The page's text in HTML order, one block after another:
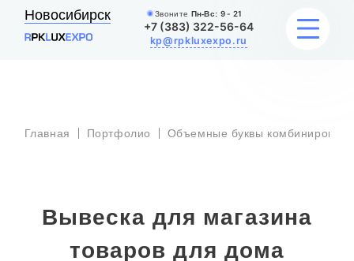
Новосибирск Звоните Пн-Вс: 9 - 21
+7 (383) 322-56-64
kp@rpkluxexpo.ru
Главная Портфолио Объемные буквы
Вывеска для магазина
товаров для дома